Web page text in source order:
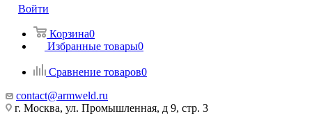
Войти
Корзина0
Избранные товары0
Сравнение товаров0
contact@armweld.ru
г. Москва, ул. Промышленная, д 9, стр. 3